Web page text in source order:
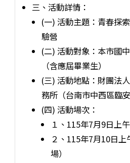
三、活動詳情：
(一) 活動主題：青春探
驗營
(二) 活動對象：本市國
（含應屆畢業生）
(三) 活動地點：財團法
務所（台南市中西區臨
(四) 活動場次：
１、115年7月9日上
２、115年7月10日
場）